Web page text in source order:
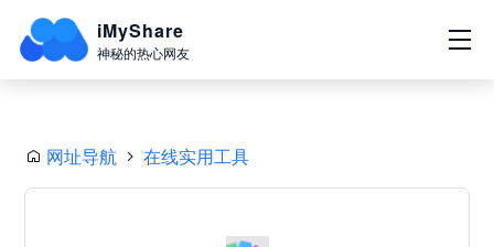
iMyShare
神秘的热心网友
网址导航 在线实用工具